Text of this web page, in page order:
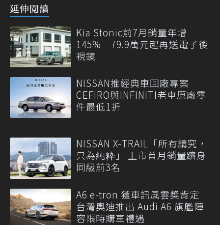
延伸閱讀
Kia Stonic前7月銷量年增
145% 79.9萬元起再送電子後
視鏡
NISSAN推經典車回廠專案
CEFIRO與INFINITI老車原廠零
件最低1折
NISSAN X-TRAIL「所有講究，
只為純粋」 上市首月銷量躋身
同級前3名
A6 e-tron 獲車訊風雲獎肯定
台灣奧迪推出 Audi A6 旗艦陣
容限時購車禮遇